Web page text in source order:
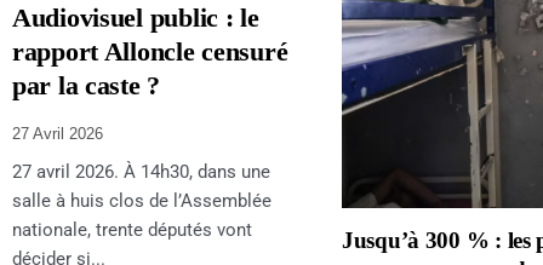
Audiovisuel public : le
rapport Alloncle censuré
par la caste ?
27 Avril 2026
27 avril 2026. À 14h30, dans une
salle à huis clos de l’Assemblée
nationale, trente députés vont
décider si...
Jusqu’à 300 % : les